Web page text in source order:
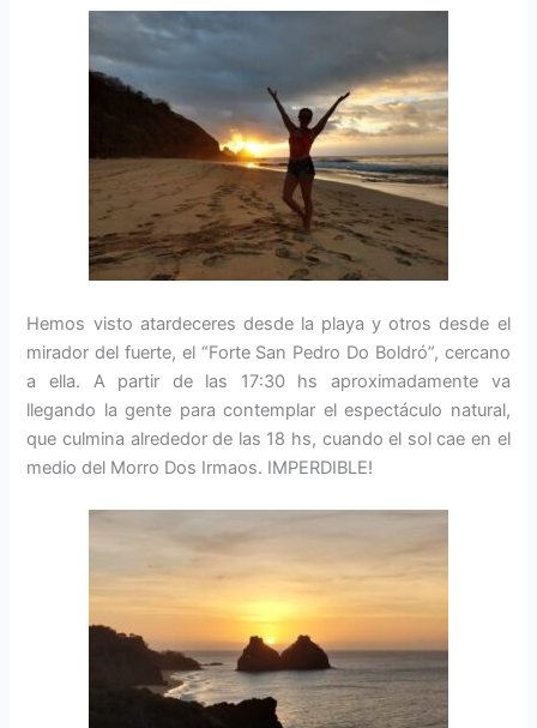
Hemos visto atardeceres desde la playa y otros desde el
mirador del fuerte, el “Forte San Pedro Do Boldró”, cercano
a ella. A partir de las 17:30 hs aproximadamente va
llegando la gente para contemplar el espectáculo natural,
que culmina alrededor de las 18 hs, cuando el sol cae en el
medio del Morro Dos Irmaos. IMPERDIBLE!